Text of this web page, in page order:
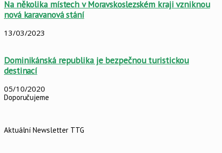
Na několika místech v Moravskoslezském kraji vzniknou
nová karavanová stání
13/03/2023
Dominikánská republika je bezpečnou turistickou
destinací
05/10/2020
Doporučujeme
Aktuální Newsletter TTG